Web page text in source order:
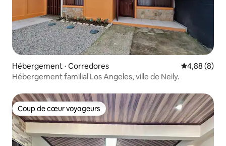
Hébergement ⋅ Corredores Évaluation
4,88 (8)
Hébergement familial Los Angeles, ville de Neily.
Coup de cœur voyageurs
Coup de cœur voyageurs